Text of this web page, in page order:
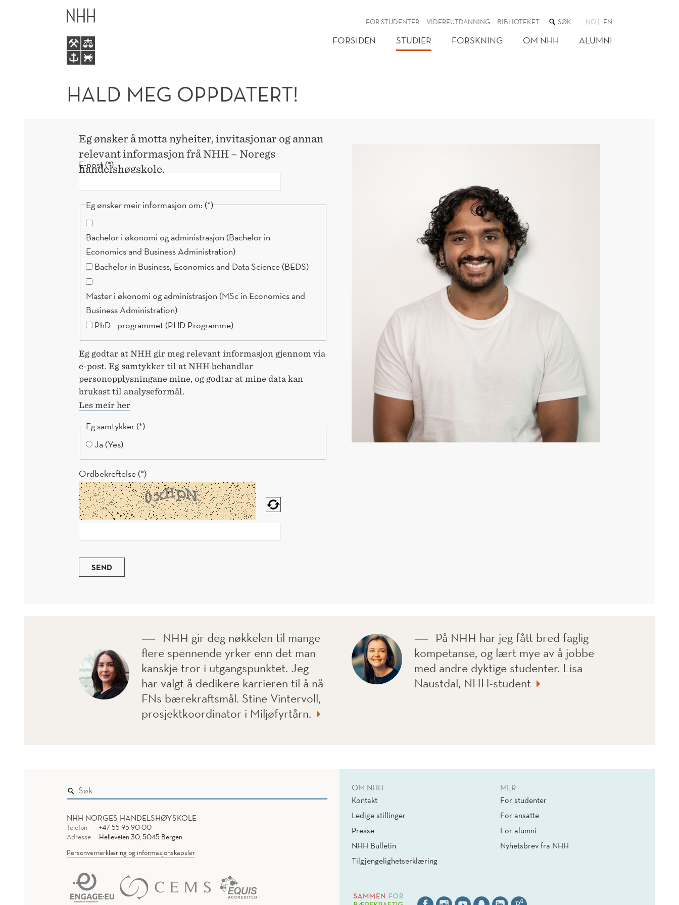
OPPDATERT!
FOR STUDENTER VIDEREUTDANNING BIBLIOTEKET SØK
NETTSTEDET
NO EN
FORSIDEN STUDIER FORSKNING OM NHH ALUMNI
HALD MEG OPPDATERT!
Eg ønsker å motta nyheiter, invitasjonar og annan
relevant informasjon frå NHH – Noregs
handelshøgskole.
E-post
Eg ønsker meir informasjon om:
Bachelor i økonomi og administrasjon (Bachelor in
Economics and Business Administration)
Bachelor in Business, Economics and Data Science (BEDS)
Master i økonomi og administrasjon (MSc in Economics and
Business Administration)
PhD - programmet (PHD Programme)
Eg godtar at NHH gir meg relevant informasjon gjennom via
e-post. Eg samtykker til at NHH behandlar
personopplysningane mine, og godtar at mine data kan
brukast til analyseformål.
Les meir her
Eg samtykker
Ja (Yes)
Ordbekreftelse
SEND
NHH gir deg nøkkelen til mange
flere spennende yrker enn det man
kanskje tror i utgangspunktet. Jeg
har valgt å dedikere karrieren til å nå
FNs bærekraftsmål. Stine Vintervoll,
prosjektkoordinator i Miljøfyrtårn.
På NHH har jeg fått bred faglig
kompetanse, og lært mye av å jobbe
med andre dyktige studenter. Lisa
Naustdal, NHH-student
NHH NORGES HANDELSHØYSKOLE
Telefon
+47 55 95 90 00
Adresse
Helleveien 30, 5045 Bergen
Personvernerklæring og informasjonskapsler
OM NHH
Kontakt
Ledige stillinger
Presse
NHH Bulletin
Tilgjengelighetserklæring
MER
For studenter
For ansatte
For alumni
Nyhetsbrev fra NHH